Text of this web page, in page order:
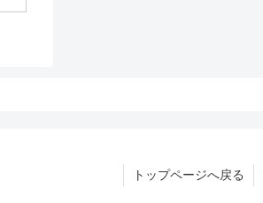
トップページへ戻る